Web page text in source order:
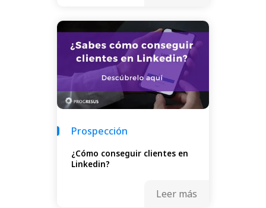
Prospección
¿Cómo conseguir clientes en
Linkedin?
Leer más